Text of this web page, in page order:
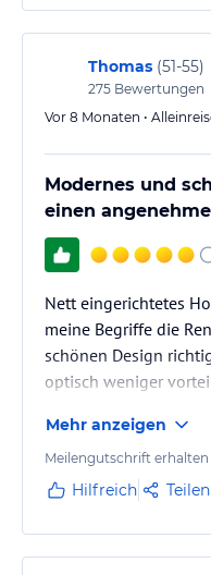
Thomas (51-55)
275 Bewertungen
Vor 8 Monaten •
Modernes und
einen
Nett eingerichtetes
meine Begriffe die
schönen Design
optisch weniger
Mehr anzeigen
Meilengutschrift erhalten
Hilfreich Teilen